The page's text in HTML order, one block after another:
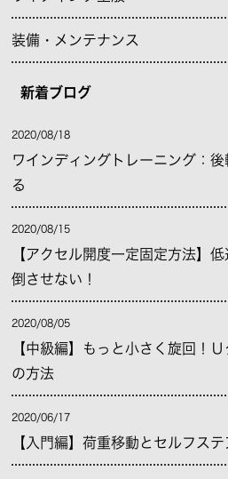
装備・メンテナンス
新着ブログ
2020/08/18
ワインディングトレーニング：
る
2020/08/15
【アクセル開度一定固定方法】
倒させない！
2020/08/05
【中級編】もっと小さく旋回！
の方法
2020/06/17
【入門編】荷重移動とセルフステ